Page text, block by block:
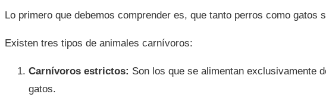
Lo primero que debemos comprender es, que tanto perros como
Existen tres tipos de animales carnívoros:
Carnívoros estrictos: Son los que se alimentan exclusivamente
gatos.